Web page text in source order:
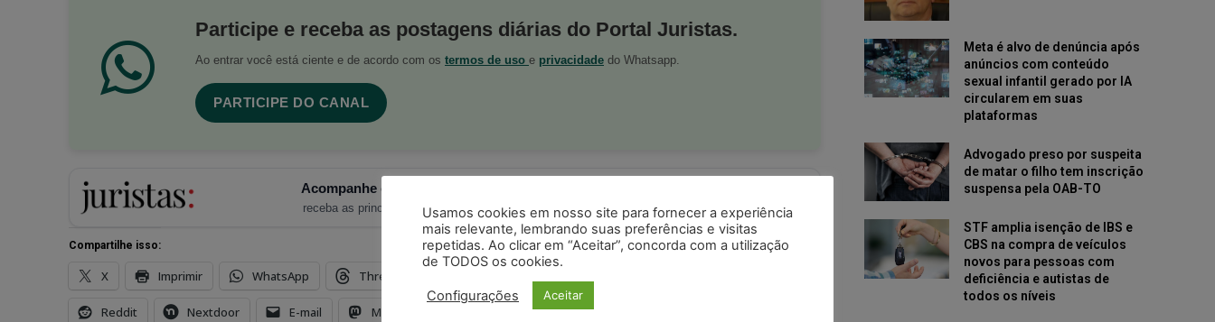
Participe e receba as postagens diárias do Portal Juristas.
Ao entrar você está ciente e de acordo com os termos de uso e privacidade do Whatsapp.
PARTICIPE DO CANAL
Acompanhe o Juristas no Google News
receba as principais notícias jurídicas do Brasil
Compartilhe isso:
X Imprimir WhatsApp Threads
Reddit Nextdoor E-mail Mastodon
Meta é alvo de denúncia após
anúncios com conteúdo
sexual infantil gerado por IA
circularem em suas
plataformas
Advogado preso por suspeita
de matar o filho tem inscrição
suspensa pela OAB-TO
STF amplia isenção de IBS e
CBS na compra de veículos
novos para pessoas com
deficiência e autistas de
todos os níveis
Usamos cookies em nosso site para fornecer a experiência
mais relevante, lembrando suas preferências e visitas
repetidas. Ao clicar em “Aceitar”, concorda com a utilização
de TODOS os cookies.
Configurações Aceitar